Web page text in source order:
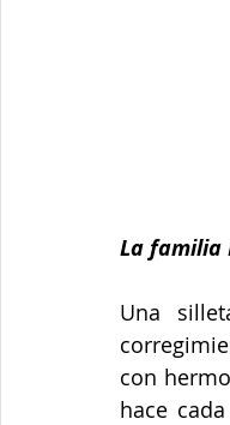
La familia
Una
con
hace